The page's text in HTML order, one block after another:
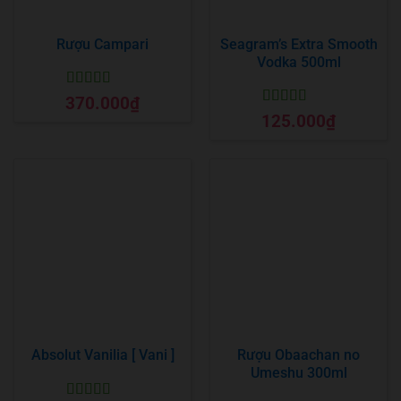
Rượu Campari
Được xếp
hạng55 sao
370.000₫
Seagram’s Extra Smooth
Vodka 500ml
Được xếp
hạng55 sao
125.000₫
Absolut Vanilia [ Vani ]
Rượu Obaachan no
Umeshu 300ml